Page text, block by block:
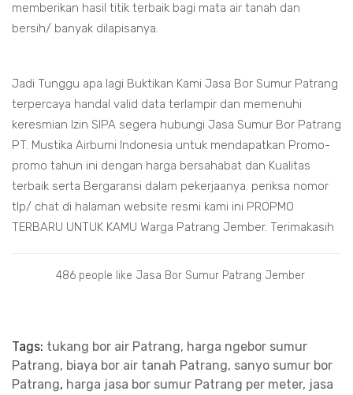
memberikan hasil titik terbaik bagi mata air tanah dan
bersih/ banyak dilapisanya.
Jadi Tunggu apa lagi Buktikan Kami Jasa Bor Sumur Patrang
terpercaya handal valid data terlampir dan memenuhi
keresmian Izin SIPA segera hubungi Jasa Sumur Bor Patrang
PT. Mustika Airbumi Indonesia untuk mendapatkan Promo-
promo tahun ini dengan harga bersahabat dan Kualitas
terbaik serta Bergaransi dalam pekerjaanya. periksa nomor
tlp/ chat di halaman website resmi kami ini PROPMO
TERBARU UNTUK KAMU Warga Patrang Jember. Terimakasih
486 people like Jasa Bor Sumur Patrang Jember
Tags: tukang bor air Patrang, harga ngebor sumur
Patrang, biaya bor air tanah Patrang, sanyo sumur bor
Patrang, harga jasa bor sumur Patrang per meter, jasa